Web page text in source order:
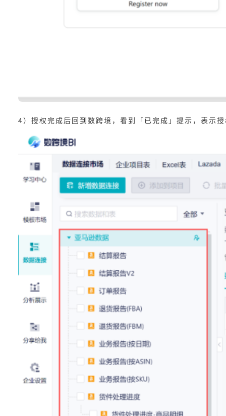
4）授权完成后回到数跨境，看到「已完成」提示，表示